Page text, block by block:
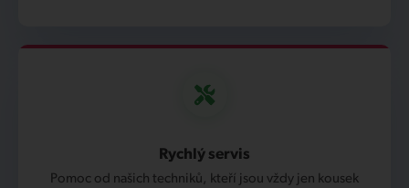
Rychlý servis
Pomoc od našich techniků, kteří jsou vždy jen kousek